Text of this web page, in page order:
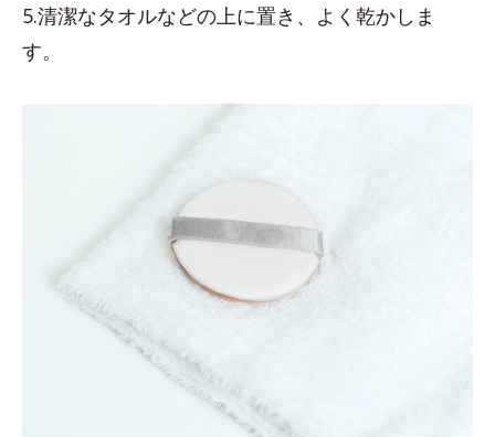
5.清潔なタオルなどの上に置き、よく乾かしま
す。